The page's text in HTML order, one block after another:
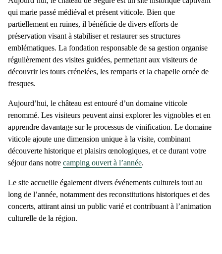
qui marie passé médiéval et présent viticole. Bien que
partiellement en ruines, il bénéficie de divers efforts de
préservation visant à stabiliser et restaurer ses structures
emblématiques. La fondation responsable de sa gestion organise
régulièrement des visites guidées, permettant aux visiteurs de
découvrir les tours crénelées, les remparts et la chapelle ornée de
fresques.
Aujourd’hui, le château est entouré d’un domaine viticole
renommé. Les visiteurs peuvent ainsi explorer les vignobles et en
apprendre davantage sur le processus de vinification. Le domaine
viticole ajoute une dimension unique à la visite, combinant
découverte historique et plaisirs œnologiques, et ce durant votre
séjour dans notre camping ouvert à l’année.
Le site accueille également divers événements culturels tout au
long de l’année, notamment des reconstitutions historiques et des
concerts, attirant ainsi un public varié et contribuant à l’animation
culturelle de la région​.